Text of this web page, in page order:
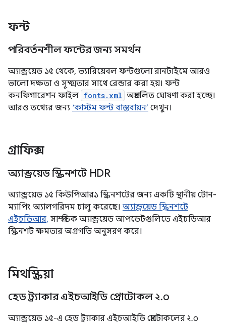
ফন্ট
পরিবর্তনশীল ফন্টের জন্য সমর্থন
অ্যান্ড্রয়েড ১৫ থেকে, ভ্যারিয়েবল ফন্টগুলো রানটাইমে আরও
ভালো দক্ষতা ও সূক্ষ্মতার সাথে রেন্ডার করা হয়। ফন্ট
কনফিগারেশন ফাইল fonts.xml অপ্রচলিত ঘোষণা করা হচ্ছে।
আরও তথ্যের জন্য ‘কাস্টম ফন্ট বাস্তবায়ন’ দেখুন।
গ্রাফিক্স
অ্যান্ড্রয়েড স্ক্রিনশটে HDR
অ্যান্ড্রয়েড ১৫ কিউপিআর১ স্ক্রিনশটের জন্য একটি স্থানীয় টোন-
ম্যাপিং অ্যালগরিদম চালু করেছে। অ্যান্ড্রয়েড স্ক্রিনশটে
এইচডিআর, সাম্প্রতিক অ্যান্ড্রয়েড আপডেটগুলিতে এইচডিআর
স্ক্রিনশট ক্ষমতার অগ্রগতি অনুসরণ করে।
মিথস্ক্রিয়া
হেড ট্র্যাকার এইচআইডি প্রোটোকল ২.০
অ্যান্ড্রয়েড ১৫-এ হেড ট্র্যাকার এইচআইডি প্রোটোকলের ২.০